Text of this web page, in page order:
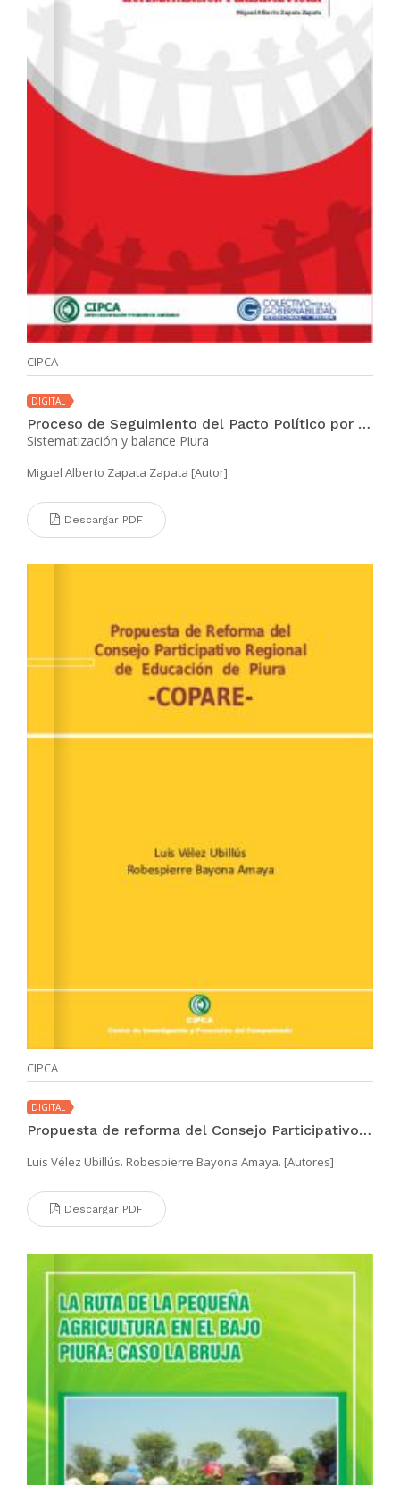
CIPCA
DIGITAL
Proceso de Seguimiento del Pacto Político por la Gobernabilidad 2011 – 2014
Sistematización y balance Piura
Miguel Alberto Zapata Zapata [Autor]
Descargar PDF
CIPCA
DIGITAL
Propuesta de reforma del Consejo Participativo Regional de Educación de Piura -COPARE-
Luis Vélez Ubillús. Robespierre Bayona Amaya. [Autores]
Descargar PDF